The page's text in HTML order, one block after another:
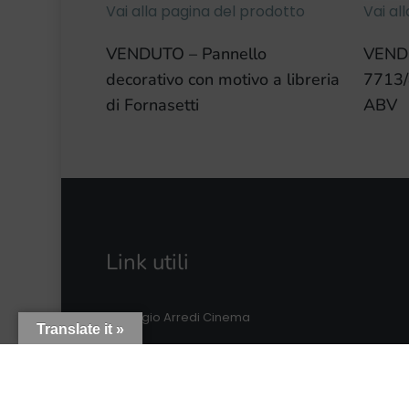
Vai alla pagina del prodotto
VENDUTO – Pannello
decorativo con motivo a libreria
di Fornasetti
Vai
ABV
Link utili
Noleggio Arredi Cinema
Translate it »